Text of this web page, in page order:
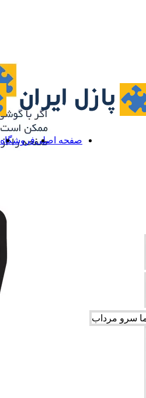
صفحه اصلیفروشگاه